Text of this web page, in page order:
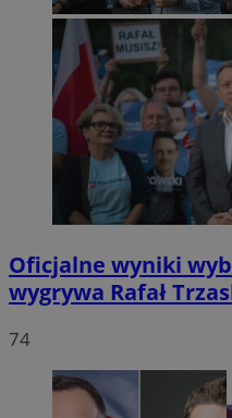
Oficjalne wyniki
wygrywa Rafał
74